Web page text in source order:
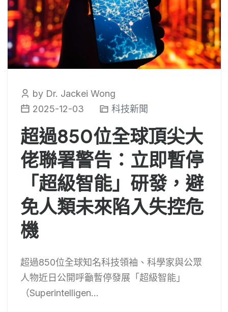
by Dr. Jackei Wong
2025-12-03
科技新聞
超過850位全球頂尖大
佬聯署警告：立即暫停
「超級智能」研發，避
免人類未來陷入失控危
機
超過850位全球知名科技領袖、科學家與公眾
人物近日公開呼籲暫停發展「超級智能」
（Superintelligen...